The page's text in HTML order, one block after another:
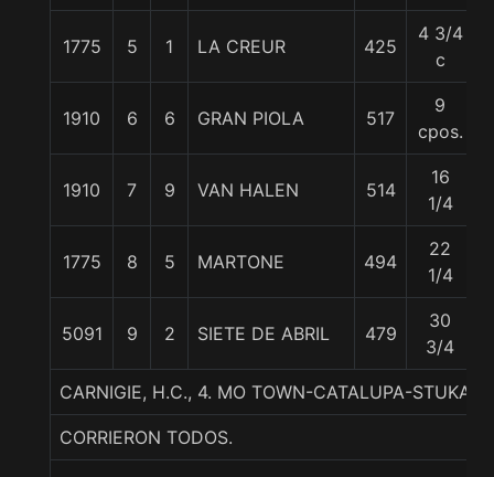
1775 5 1 LA CREUR 425
4 3/4
c
1910 6 6 GRAN PIOLA 517
9
cpos.
1910 7 9 VAN HALEN 514
16
1/4
1775 8 5 MARTONE 494
22
1/4
5091 9 2 SIETE DE ABRIL 479
30
3/4
CARNIGIE, H.C., 4. MO TOWN-CATALUPA-STUKA II
CORRIERON TODOS.